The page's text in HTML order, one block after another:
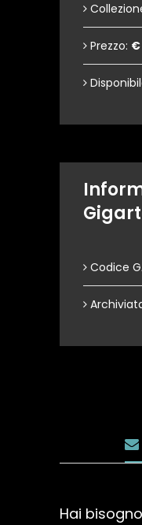
Prezzo: €
Codice
Hai